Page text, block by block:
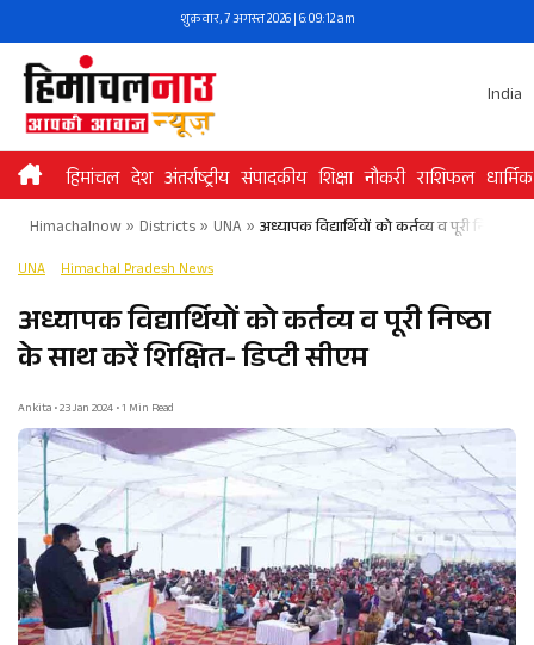
to
content
शुक्रवार, 7 अगस्त 2026 | 6:09:12 am
India
हिमांचल देश अंतर्राष्ट्रीय संपादकीय शिक्षा नौकरी राशिफल धार्मिक
Himachalnow» Districts» UNA » अध्यापक विद्यार्थियों को कर्तव्य व पूरी निष्ठा के
UNA Himachal Pradesh News
अध्यापक विद्यार्थियों को कर्तव्य व पूरी निष्ठा
के साथ करें शिक्षित- डिप्टी सीएम
Ankita • 23 Jan 2024 • 1 Min Read